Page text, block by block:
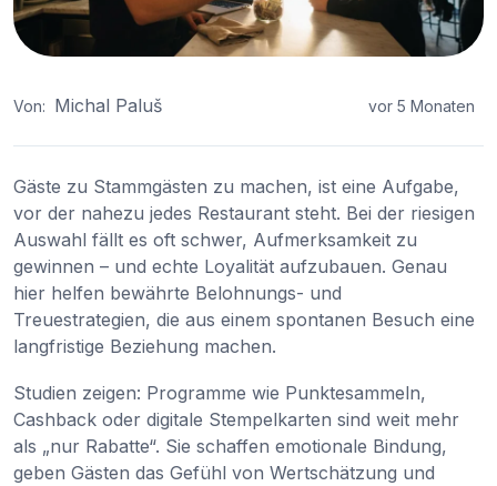
Von: Michal Paluš vor 5 Monaten
Gäste zu Stammgästen zu machen, ist eine Aufgabe,
vor der nahezu jedes Restaurant steht. Bei der riesigen
Auswahl fällt es oft schwer, Aufmerksamkeit zu
gewinnen – und echte Loyalität aufzubauen. Genau
hier helfen bewährte Belohnungs- und
Treuestrategien, die aus einem spontanen Besuch eine
langfristige Beziehung machen.
Studien zeigen: Programme wie Punktesammeln,
Cashback oder digitale Stempelkarten sind weit mehr
als „nur Rabatte“. Sie schaffen emotionale Bindung,
geben Gästen das Gefühl von Wertschätzung und